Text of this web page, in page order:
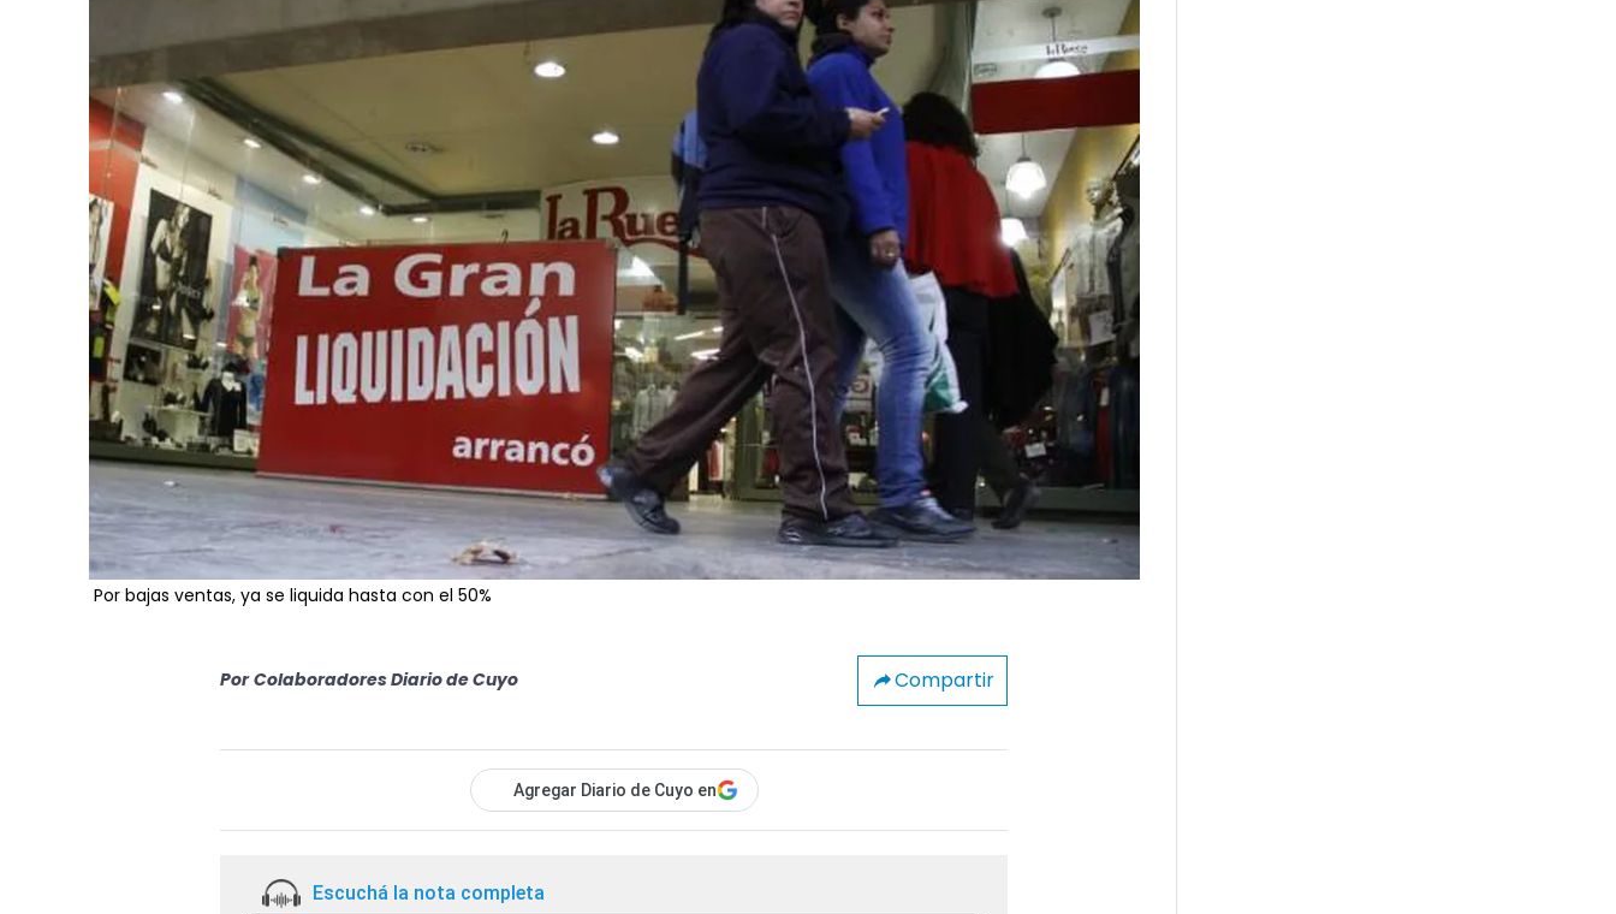
Por bajas ventas, ya se liquida hasta con el 50%
Por Colaboradores Diario de Cuyo Compartir
Agregar Diario de Cuyo en
Escuchá la nota completa